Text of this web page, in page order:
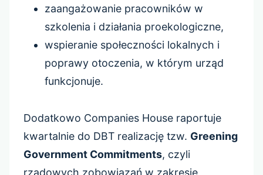
zaangażowanie pracowników w
szkolenia i działania proekologiczne,
wspieranie społeczności lokalnych i
poprawy otoczenia, w którym urząd
funkcjonuje.
Dodatkowo Companies House raportuje
kwartalnie do DBT realizację tzw. Greening
Government Commitments, czyli
rządowych zobowiązań w zakresie